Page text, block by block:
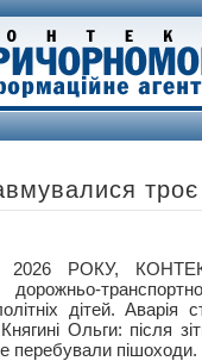
троє
РОКУ,
дорожньо-
дітей. Аварія
Ольги: після
перебували пішоходи.